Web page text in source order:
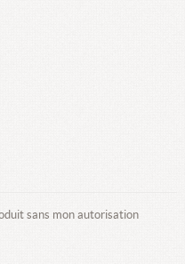
sans mon autorisation